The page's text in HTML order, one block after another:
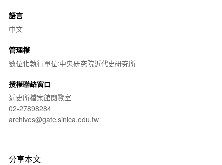
語言
中文
管理權
數位化執行單位:中央研究院近代史研究所
授權聯絡窗口
近史所檔案館閱覽室
02-27898284
archives@gate.sinica.edu.tw
分享本文